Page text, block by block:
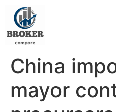
China
mayor